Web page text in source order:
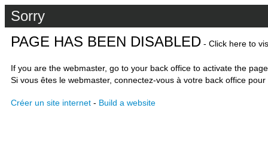
Sorry
PAGE HAS BEEN DISABLED - Click here to
If you are the webmaster, go to your back office to activate the
Si vous êtes le webmaster, connectez-vous à votre back office
Créer un site internet - Build a website